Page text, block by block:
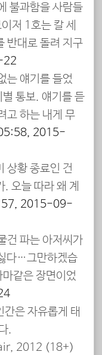
불과함을 사람들
저 1호는 칼 세
반대로 돌려 지구
22
는 얘기를 들었
통보. 얘기를 듣
고 하는 내게 무
2015-
상황 종료인 건
오늘 따라 왜 계
2015-09-
건 파는 아저씨가
다…그만하겠습
같은 장면이었
간은 자유롭게 태
.
2012 (18+)